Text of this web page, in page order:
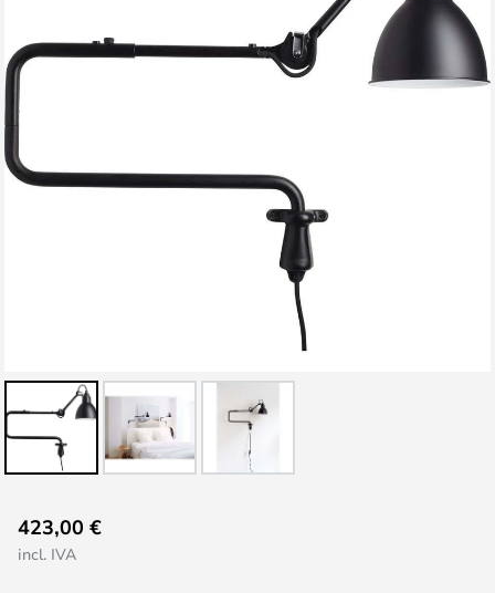
de
imagens
para
423,00 €
incl. IVA